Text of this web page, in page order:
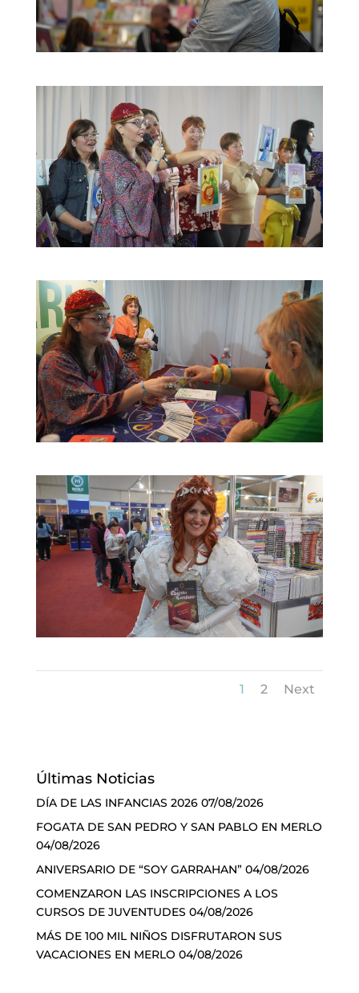
1 2 Next
Últimas Noticias
DÍA DE LAS INFANCIAS 2026 07/08/2026
FOGATA DE SAN PEDRO Y SAN PABLO EN MERLO
04/08/2026
ANIVERSARIO DE “SOY GARRAHAN” 04/08/2026
COMENZARON LAS INSCRIPCIONES A LOS
CURSOS DE JUVENTUDES 04/08/2026
MÁS DE 100 MIL NIÑOS DISFRUTARON SUS
VACACIONES EN MERLO 04/08/2026